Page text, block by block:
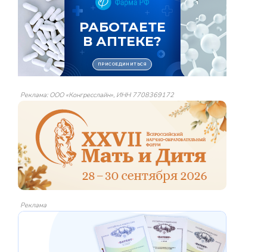
Реклама: ООО «Конгресслайн», ИНН 7708369172
Реклама